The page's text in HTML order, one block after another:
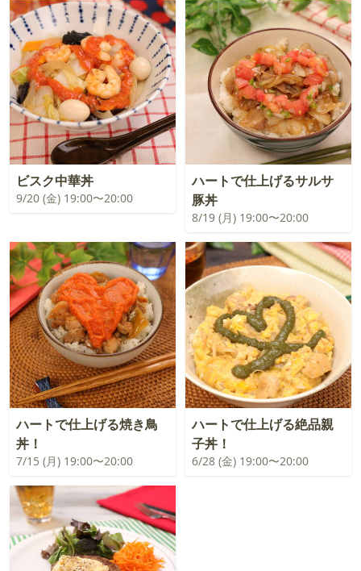
ビスク中華丼
9/20 (金) 19:00〜20:00
ハートで仕上げるサルサ
豚丼
8/19 (月) 19:00〜20:00
ハートで仕上げる焼き鳥
丼！
7/15 (月) 19:00〜20:00
ハートで仕上げる絶品親
子丼！
6/28 (金) 19:00〜20:00